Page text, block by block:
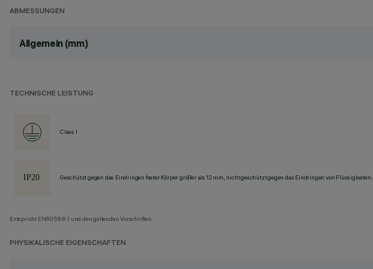
ABMESSUNGEN
Allgemein (mm)
TECHNISCHE LEISTUNG
Class I
Geschützt gegen das Eindringen fester Körper größer als 12 mm, nicht geschützt gegen das Eindringen von Flüssigkeiten.
Entspricht EN60598-1 und den geltenden Vorschriften.
PHYSIKALISCHE EIGENSCHAFTEN